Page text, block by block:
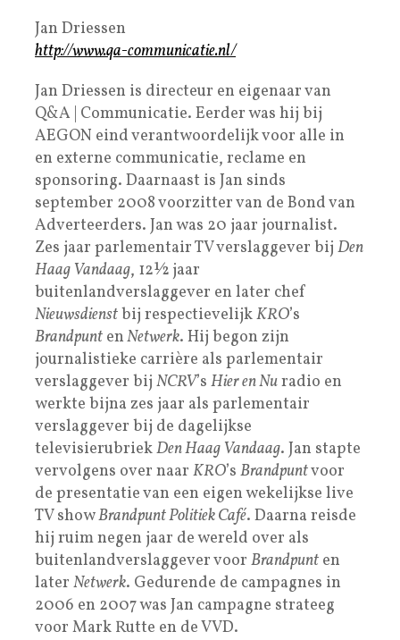
Jan Driessen
http://www.qa-communicatie.nl/
Jan Driessen is directeur en eigenaar van
Q&A | Communicatie. Eerder was hij bij
AEGON eind verantwoordelijk voor alle in
en externe communicatie, reclame en
sponsoring. Daarnaast is Jan sinds
september 2008 voorzitter van de Bond van
Adverteerders. Jan was 20 jaar journalist.
Zes jaar parlementair TV verslaggever bij Den
Haag Vandaag, 12½ jaar
buitenlandverslaggever en later chef
Nieuwsdienstbij respectievelijkKRO’s
Brandpunt enNetwerk. Hij begon zijn
journalistieke carrière als parlementair
verslaggever bij NCRV’s Hier en Nuradio en
werkte bijna zes jaar als parlementair
verslaggever bij de dagelijkse
televisierubriekDen Haag Vandaag. Jan stapte
vervolgens over naar KRO’s Brandpuntvoor
de presentatie van een eigen wekelijkse live
TV showBrandpunt Politiek Café. Daarna reisde
hij ruim negen jaar de wereld over als
buitenlandverslaggever voor Brandpunt en
later Netwerk. Gedurende de campagnes in
2006 en 2007 was Jan campagne strateeg
voor Mark Rutte en de VVD.